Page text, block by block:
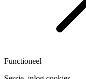
Functioneel